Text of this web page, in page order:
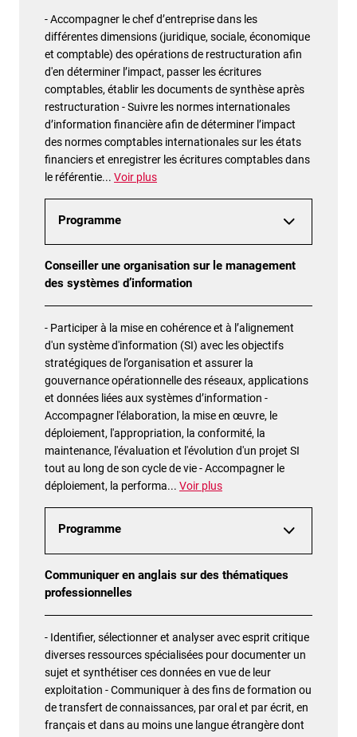
- Accompagner le chef d’entreprise dans les
différentes dimensions (juridique, sociale, économique
et comptable) des opérations de restructuration afin
d'en déterminer l’impact, passer les écritures
comptables, établir les documents de synthèse après
restructuration - Suivre les normes internationales
d’information financière afin de déterminer l’impact
des normes comptables internationales sur les états
financiers et enregistrer les écritures comptables dans
le référentie... Voir plus
Programme
Conseiller une organisation sur le management
des systèmes d’information
- Participer à la mise en cohérence et à l’alignement
d'un système d'information (SI) avec les objectifs
stratégiques de l’organisation et assurer la
gouvernance opérationnelle des réseaux, applications
et données liées aux systèmes d’information -
Accompagner l'élaboration, la mise en œuvre, le
déploiement, l'appropriation, la conformité, la
maintenance, l'évaluation et l'évolution d'un projet SI
tout au long de son cycle de vie - Accompagner le
déploiement, la performa... Voir plus
Programme
Communiquer en anglais sur des thématiques
professionnelles
- Identifier, sélectionner et analyser avec esprit critique
diverses ressources spécialisées pour documenter un
sujet et synthétiser ces données en vue de leur
exploitation - Communiquer à des fins de formation ou
de transfert de connaissances, par oral et par écrit, en
français et dans au moins une langue étrangère dont